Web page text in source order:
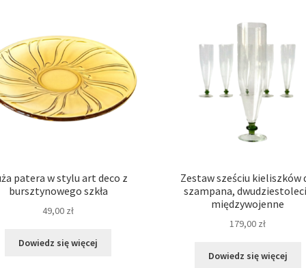
patera w stylu art deco z
bursztynowego szkła
49,00 zł
Dowiedz się więcej
Zestaw sześciu kieliszków
szampana,
międzywojenne
179,00 zł
Dowiedz się więcej